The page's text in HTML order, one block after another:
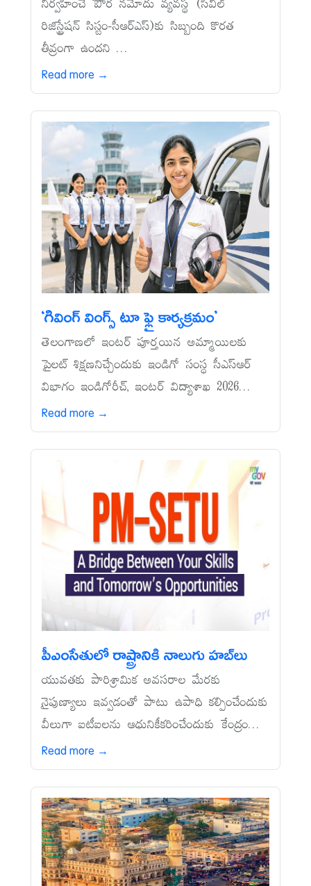
నిర్వహించే ‘పౌర నమోదు వ్యవస్థ’ (సివిల్‌
రిజిస్ట్రేషన్‌ సిస్టం-సీఆర్‌ఎస్‌)కు సిబ్బంది కొరత
తీవ్రంగా ఉందని ...
Read more →
‘గివింగ్‌ వింగ్స్‌ టూ ఫ్లై కార్యక్రమం’
తెలంగాణలో ఇంటర్‌ పూర్తయిన అమ్మాయిలకు
పైలట్‌ శిక్షణనిచ్చేందుకు ఇండిగో సంస్థ సీఎస్‌ఆర్‌
విభాగం ఇండిగోరీచ్, ఇంటర్‌ విద్యాశాఖ 2026...
Read more →
పీఎంసేతులో రాష్ట్రానికి నాలుగు హబ్‌లు
యువతకు పారిశ్రామిక అవసరాల మేరకు
నైపుణ్యాలు ఇవ్వడంతో పాటు ఉపాధి కల్పించేందుకు
వీలుగా ఐటీఐలను ఆధునికీకరించేందుకు కేంద్రం...
Read more →